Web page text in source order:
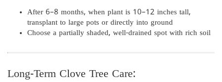
After 6–8 months, when plant is 10–12 inches tall,
transplant to large pots or directly into ground
Choose a partially shaded, well-drained spot with rich soil
Long-Term Clove Tree Care: